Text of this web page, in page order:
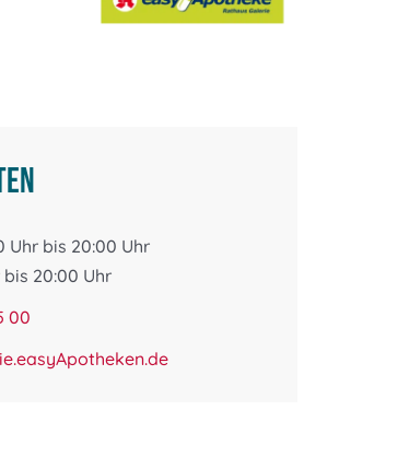
Uhr bis 20:00 Uhr
bis 20:00 Uhr
00